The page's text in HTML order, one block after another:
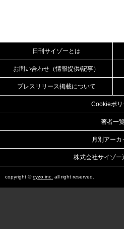
日刊サイゾーとは
お問い合わせ（情報提供/記事）
プレスリリース掲載について
Cookieポリ
著者一
月別アーカ
株式会社サイゾー
copyright ©cyzo inc. all right reserved.